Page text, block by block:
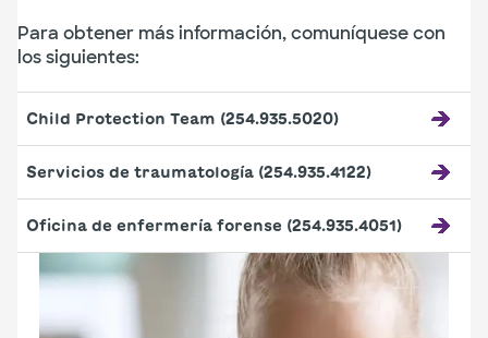
Para obtener más información, comuníquese con
los siguientes:
Child Protection Team (254.935.5020)
Servicios de traumatología (254.935.4122)
Oficina de enfermería forense (254.935.4051)